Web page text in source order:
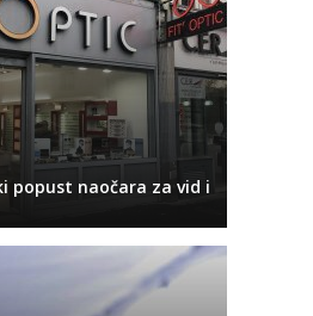
popust naočara za vid i